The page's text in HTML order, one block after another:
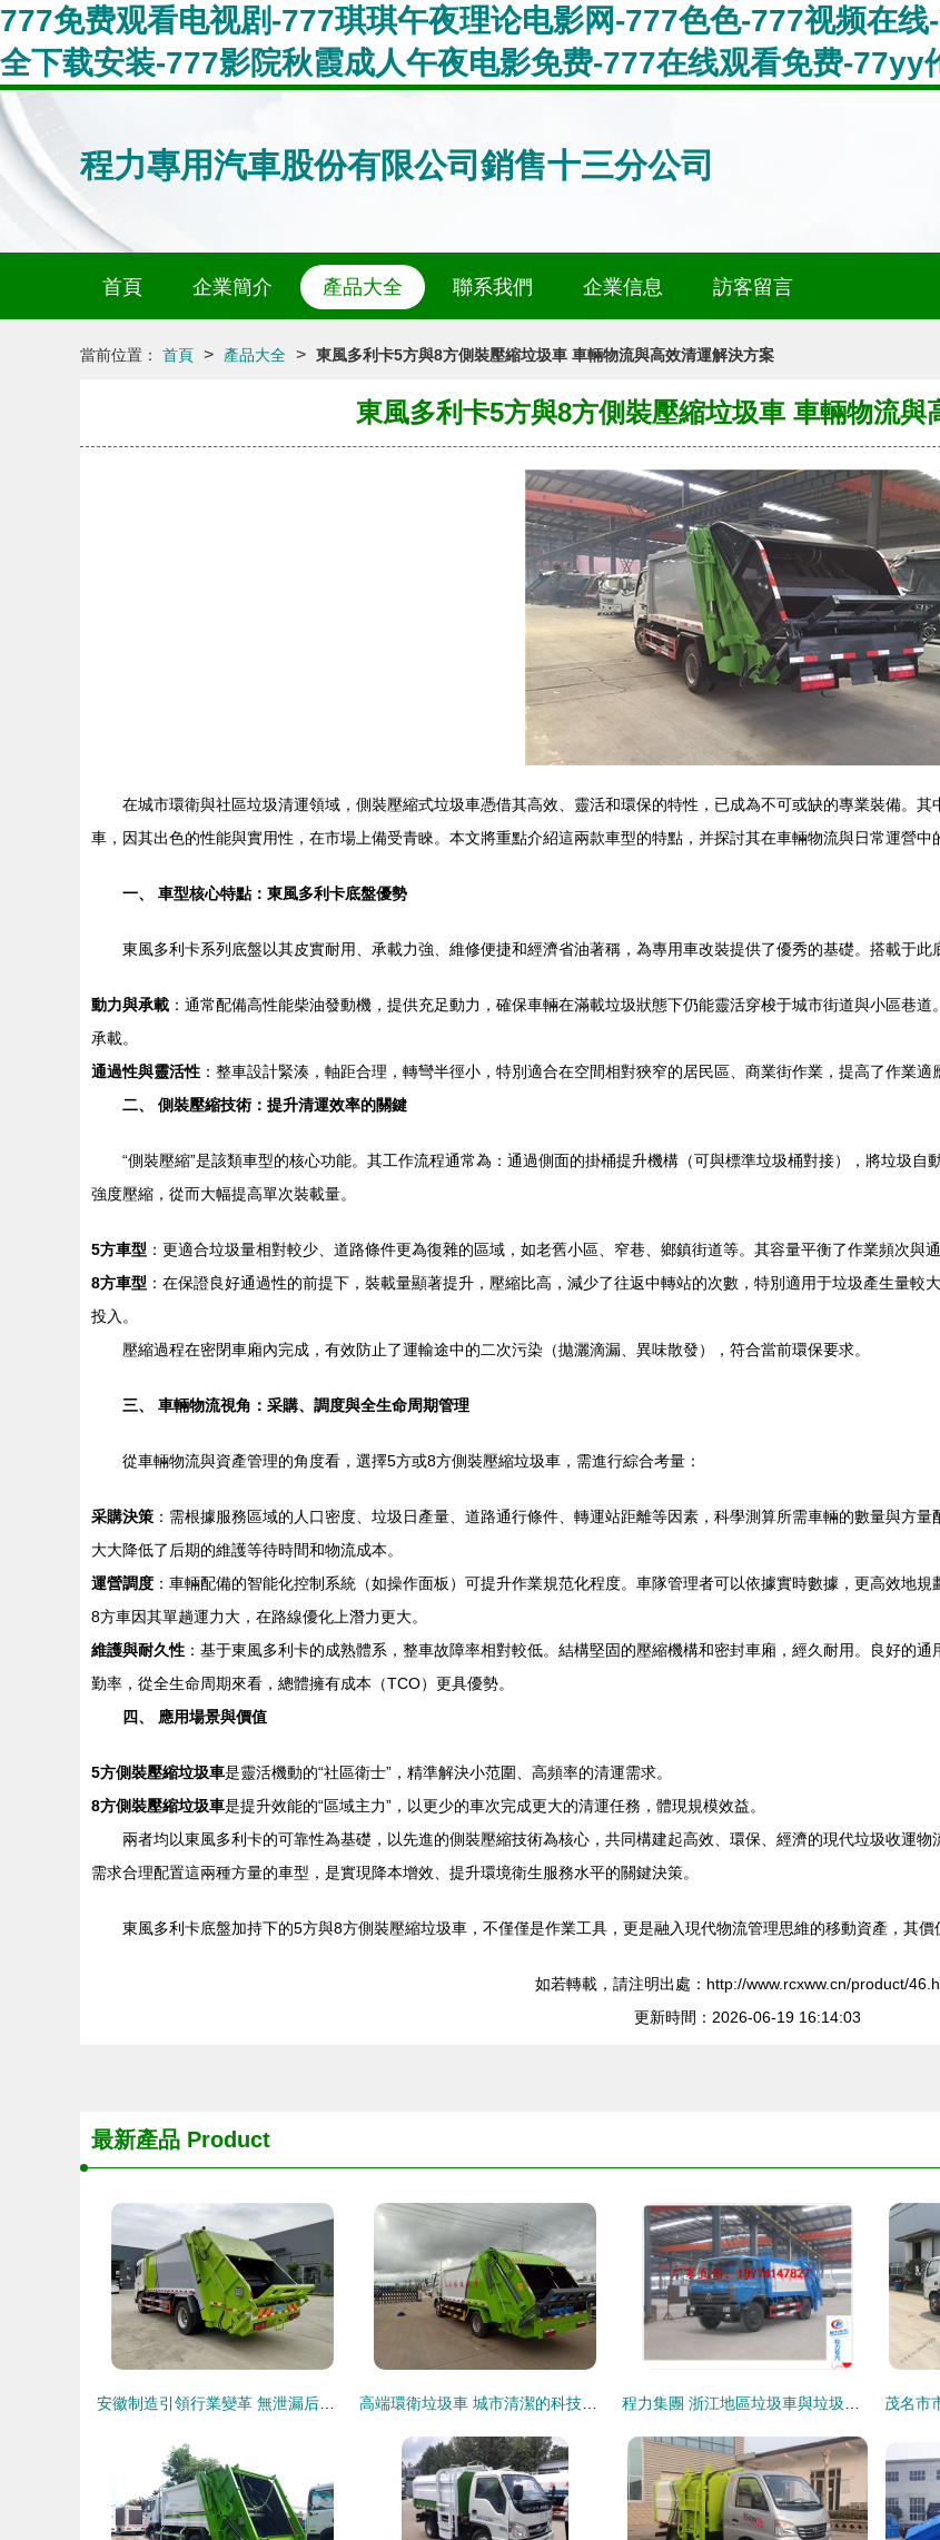
777免费观看电视剧-777琪琪午夜理论电影网-777色色-777视频在
全下载安装-777影院秋霞成人午夜电影免费-777在线观看免费-77yy
程力專用汽車股份有限公司銷售十三分公司
首頁 企業簡介 產品大全 聯系我們 企業信息 訪客留言
當前位置： 首頁 > 產品大全 > 東風多利卡5方與8方側裝壓縮垃圾車 車輛物流與高效清運解決方案
東風多利卡5方與8方側裝壓縮垃圾車 車輛物流與
在城市環衛與社區垃圾清運領域，側裝壓縮式垃圾車憑借其高效、靈活和環保的特性，已成為不可或缺的專業裝備。
車，因其出色的性能與實用性，在市場上備受青睞。本文將重點介紹這兩款車型的特點，并探討其在車輛物流與日常運營中
一、 車型核心特點：東風多利卡底盤優勢
東風多利卡系列底盤以其皮實耐用、承載力強、維修便捷和經濟省油著稱，為專用車改裝提供了優秀的基礎。搭載于此
動力與承載 ：通常配備高性能柴油發動機，提供充足動力，確保車輛在滿載垃圾狀態下仍能靈活穿梭于城市街道與小區巷
承載。
通過性與靈活性 ：整車設計緊湊，軸距合理，轉彎半徑小，特別適合在空間相對狹窄的居民區、商業街作業，提高了作業適
二、 側裝壓縮技術：提升清運效率的關鍵
“側裝壓縮”是該類車型的核心功能。其工作流程通常為：通過側面的掛桶提升機構（可與標準垃圾桶對接），將垃圾
強度壓縮，從而大幅提高單次裝載量。
5方車型 ：更適合垃圾量相對較少、道路條件更為復雜的區域，如老舊小區、窄巷、鄉鎮街道等。其容量平衡了作業頻次與
8方車型 ：在保證良好通過性的前提下，裝載量顯著提升，壓縮比高，減少了往返中轉站的次數，特別適用于垃圾產生量
投入。
壓縮過程在密閉車廂內完成，有效防止了運輸途中的二次污染（拋灑滴漏、異味散發），符合當前環保要求。
三、 車輛物流視角：采購、調度與全生命周期管理
從車輛物流與資產管理的角度看，選擇5方或8方側裝壓縮垃圾車，需進行綜合考量：
采購決策 ：需根據服務區域的人口密度、垃圾日產量、道路通行條件、轉運站距離等因素，科學測算所需車輛的數量與方
大大降低了后期的維護等待時間和物流成本。
運營調度 ：車輛配備的智能化控制系統（如操作面板）可提升作業規范化程度。車隊管理者可以依據實時數據，更高效地
8方車因其單趟運力大，在路線優化上潛力更大。
維護與耐久性 ：基于東風多利卡的成熟體系，整車故障率相對較低。結構堅固的壓縮機構和密封車廂，經久耐用。良好的
勤率，從全生命周期來看，總體擁有成本（TCO）更具優勢。
四、 應用場景與價值
5方側裝壓縮垃圾車是靈活機動的“社區衛士”，精準解決小范圍、高頻率的清運需求。
8方側裝壓縮垃圾車是提升效能的“區域主力”，以更少的車次完成更大的清運任務，體現規模效益。
兩者均以東風多利卡的可靠性為基礎，以先進的側裝壓縮技術為核心，共同構建起高效、環保、經濟的現代垃圾收運
需求合理配置這兩種方量的車型，是實現降本增效、提升環境衛生服務水平的關鍵決策。
東風多利卡底盤加持下的5方與8方側裝壓縮垃圾車，不僅僅是作業工具，更是融入現代物流管理思維的移動資產，其價
如若轉載，請注明出處：http://www.rcxww.cn/product/
更新時間：2026-06-19 16:14:03
最新產品 Product